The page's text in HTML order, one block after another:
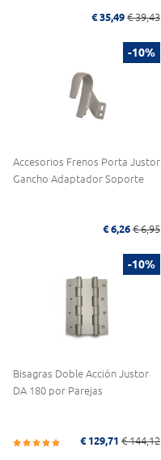
€ 35,49 € 39,43
-10%
Accesorios Frenos Porta Justor
Gancho Adaptador Soporte
€ 6,26 € 6,95
-10%
Bisagras Doble Acción Justor
DA 180 por Parejas
€ 129,71 € 144,12